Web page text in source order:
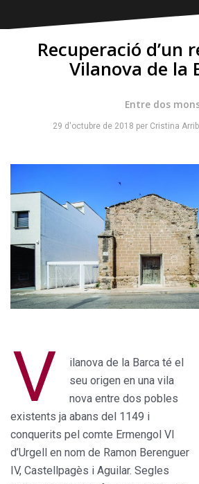
Recuperació d’un
Vilanova de la
Entre dos
29 d'octubre de 2018 per Cristina
V
ilanova de la Barca té el
seu origen en una vila
nova entre dos pobles
existents ja abans del 1149 i
conquerits pel comte Ermengol VI
d’Urgell en nom de Ramon Berenguer
IV, Castellpagès i Aguilar. Segles